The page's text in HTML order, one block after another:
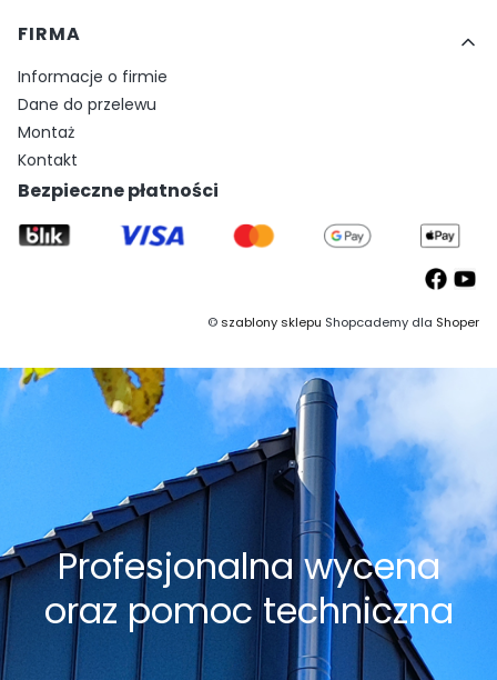
FIRMA
Informacje o firmie
Dane do przelewu
Montaż
Kontakt
Bezpieczne płatności
©szablony sklepu Shopcademy dla Shoper
Profesjonalna wycena
oraz pomoc techniczna